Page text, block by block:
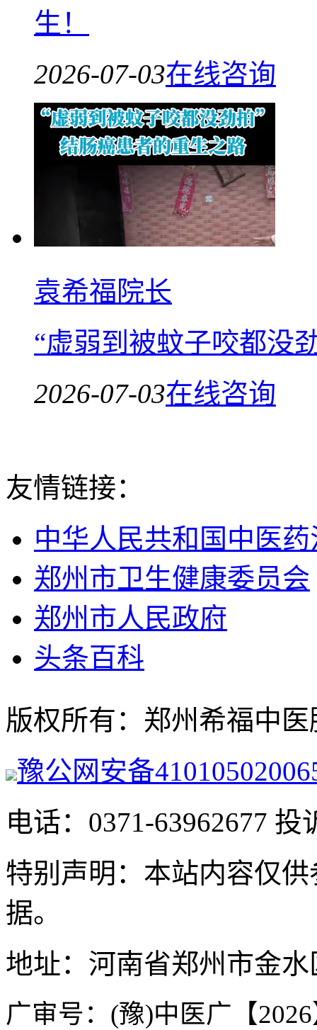
生！
2026-07-03在线咨询
袁希福院长
“虚弱到被蚊子咬都没
2026-07-03在线咨询
友情链接：
中华人民共和国中医药
郑州市卫生健康委员会
郑州市人民政府
头条百科
版权所有：郑州希福中
豫公网安备
电话：0371-63962677 投
特别声明：本站内容仅
据。
地址：河南省郑州市金
广审号：(豫)中医广【